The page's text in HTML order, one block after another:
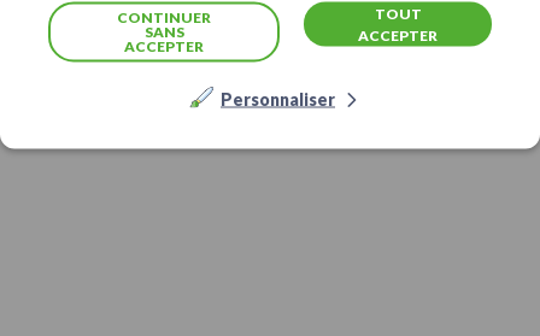
TOUT
ACCEPTER
CONTINUER
SANS
ACCEPTER
Personnaliser